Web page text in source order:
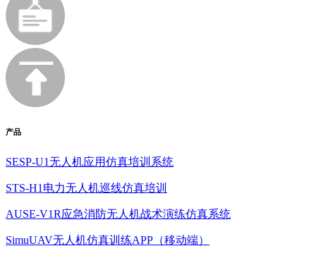
产品
SESP-U1无人机应用仿真培训系统
STS-H1电力无人机巡线仿真培训
AUSE-V1R应急消防无人机战术演练仿真系统
SimuUAV无人机仿真训练APP（移动端）